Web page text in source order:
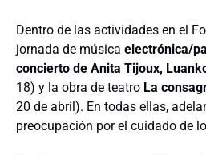
Dentro de las actividades en el
jornada de música electrónica/
concierto de Anita Tijoux,
18) y la obra de teatro La
20 de abril). En todas ellas,
preocupación por el cuidado de